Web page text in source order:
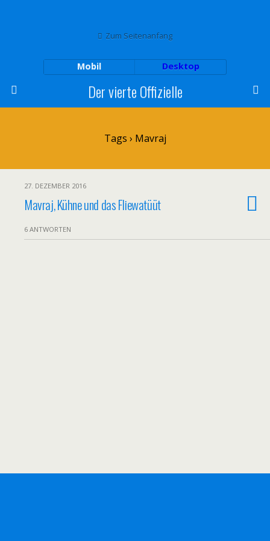
Zum Seitenanfang
Mobil Desktop
Der vierte Offizielle
Tags › Mavraj
27. DEZEMBER 2016
Mavraj, Kühne und das Fliewatüüt
6 ANTWORTEN